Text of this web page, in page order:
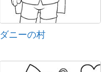
ダニーの村